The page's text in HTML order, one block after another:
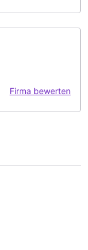
Firma bewerten